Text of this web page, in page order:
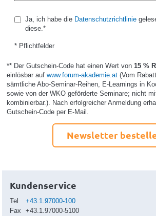
Ja, ich habe die Datenschutzrichtlinie
diese.*
* Pflichtfelder
** Der Gutschein-Code hat einen Wert von 15 %
einlösbar auf www.forum-akademie.at(Vom
sämtliche Abo-Seminar-Reihen, E-Learnings in
sowie von der WKO geförderte Seminare; nicht
kombinierbar.). Nach erfolgreicher Anmeldung
Gutschein-Code per E-Mail.
Newsletter
Kundenservice
Tel
+43.1.97000-100
Fax
+43.1.97000-5100